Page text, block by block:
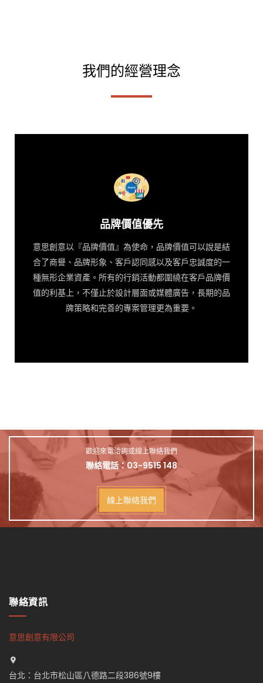
我們的經營理念
品牌價值優先
意思創意以『品牌價值』為使命，品牌價值可以說是結
合了商譽、品牌形象、客戶認同感以及客戶忠誠度的一
種無形企業資產。所有的行銷活動都圍繞在客戶品牌價
值的利基上，不僅止於設計層面或媒體廣告，長期的品
牌策略和完善的專案管理更為重要。
歡迎來電洽詢或線上聯絡我們
聯絡電話：03-9515 148
線上聯絡我們
聯絡資訊
意思創意有限公司
台北：台北市松山區八德路二段386號9樓